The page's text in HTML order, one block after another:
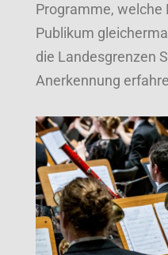
Programme, welche
Publikum
die Landesgrenzen
Anerkennung